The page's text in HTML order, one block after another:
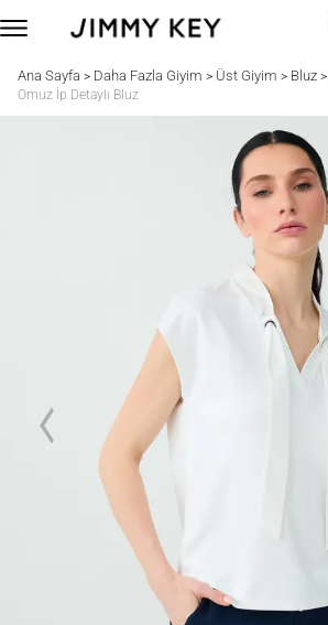
Ana Sayfa > Daha Fazla Giyim > Üst Giyim > Bluz>
Omuz İp Detaylı Bluz